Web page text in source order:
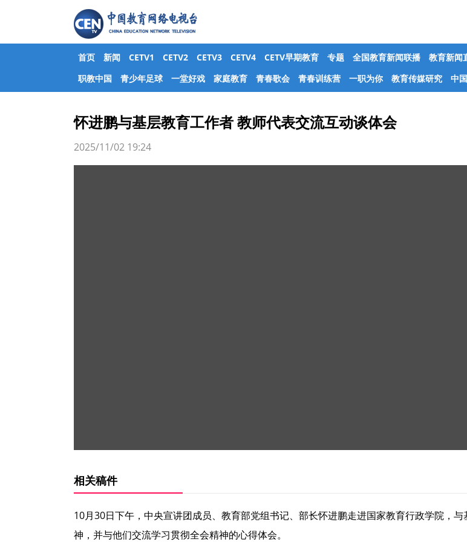
首页 新闻 CETV1 CETV2 CETV3 CETV4 CETV早期教育 专题 全国教育新闻联播 教育新闻
职教中国
青少年足球 一堂好戏 家庭教育 青春歌会 青春训练营 一职为你 教育传媒研究 中
怀进鹏与基层教育工作者 教师代表交流互动谈体会
2025/11/02 19:24
相关稿件
10月30日下午，中央宣讲团成员、教育部党组书记、部长怀进鹏走进国家教育行政学院，
神，并与他们交流学习贯彻全会精神的心得体会。